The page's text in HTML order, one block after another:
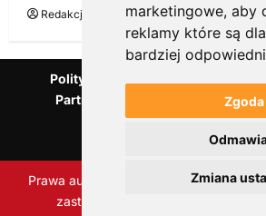
marketingowe, aby
reklamy które są
bardziej
Zgoda
Zmiana
Redakcja KnowMore.pl 20 marca,
Polityka Prywatności
Partnerzy Mentora.pl
Słownik
Blog o
Agencja marketingowa
Prawa autorskie Scorise Agency Sp. z
zastrzeżone.